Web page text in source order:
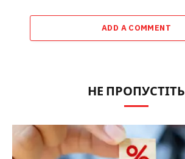
ADD A COMMENT
НЕ ПРОПУСТІТЬ